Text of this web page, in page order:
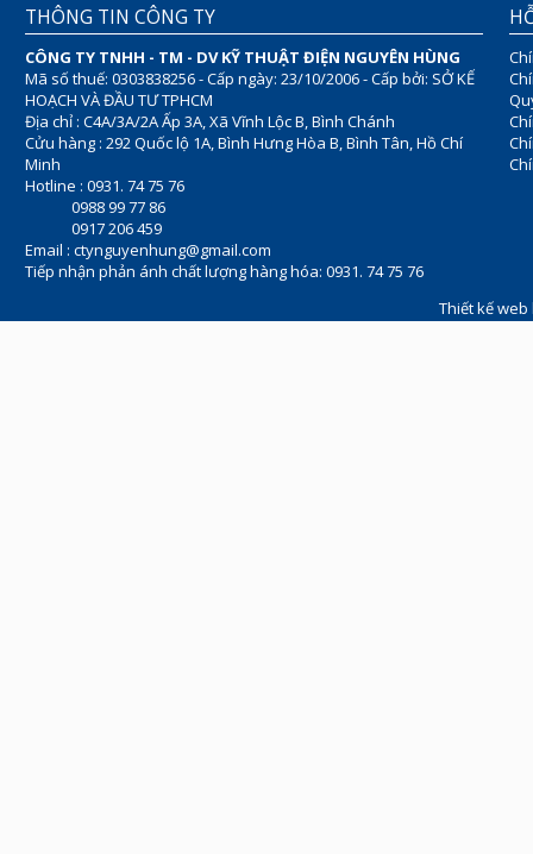
THÔNG TIN CÔNG TY
CÔNG TY TNHH - TM - DV KỸ THUẬT ĐIỆN NGUYÊN HÙNG
Mã số thuế: 0303838256 - Cấp ngày: 23/10/2006 - Cấp bởi: SỞ KẾ
HOẠCH VÀ ĐẦU TƯ TPHCM
Địa chỉ : C4A/3A/2A Ấp 3A, Xã Vĩnh Lộc B, Bình Chánh
Cửu hàng : 292 Quốc lộ 1A, Bình Hưng Hòa B, Bình Tân, Hồ Chí
Minh
Hotline : 0931. 74 75 76
0988 99 77 86
0917 206 459
Email : ctynguyenhung@gmail.com
Tiếp nhận phản ánh chất lượng hàng hóa: 0931. 74 75 76
Thiết kế web